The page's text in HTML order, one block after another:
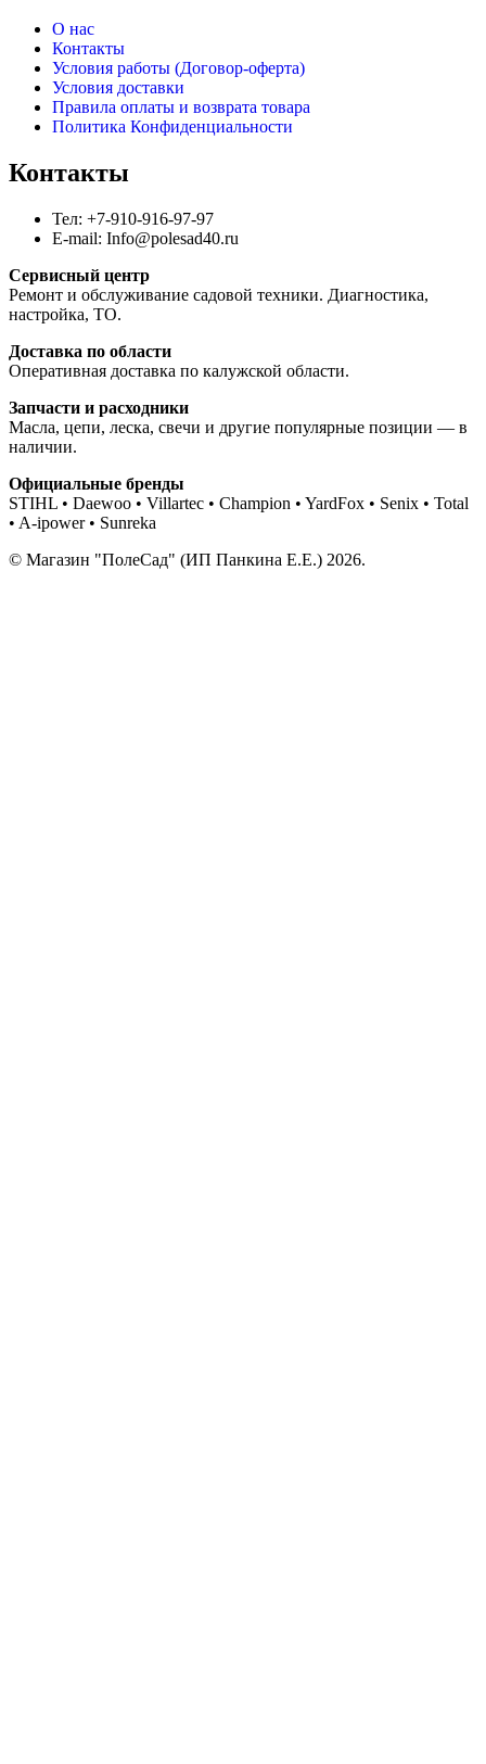
О нас
Контакты
Условия работы (Договор-оферта)
Условия доставки
Правила оплаты и возврата товара
Политика Конфиденциальности
Контакты
Тел: +7-910-916-97-97
E-mail: Info@polesad40.ru
Сервисный центр
Ремонт и обслуживание садовой техники. Диагностика,
настройка, ТО.
Доставка по области
Оперативная доставка по калужской области.
Запчасти и расходники
Масла, цепи, леска, свечи и другие популярные позиции — в
наличии.
Официальные бренды
STIHL • Daewoo • Villartec • Champion • YardFox • Senix • Total
• A-ipower • Sunreka
© Магазин "ПолеСад" (ИП Панкина Е.Е.) 2026.